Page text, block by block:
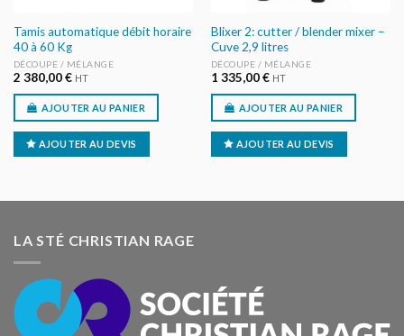
Tamis automatique débit horaire
40 à 60 Kg
DÉCOUPE / MÉLANGE
2 380,00€ HT
AJOUTER AU PANIER
AJOUTER AU DEVIS
Blixer 2: cutter / blender mixer –
Cuve 2,9 litres
DÉCOUPE / MÉLANGE
1 335,00€ HT
AJOUTER AU PANIER
AJOUTER AU DEVIS
LA STÉ CHRISTIAN RAGE